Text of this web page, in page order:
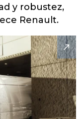
y robustez,
Renault.